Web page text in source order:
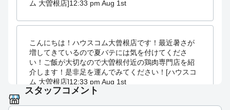
ム 大曽根店]12:33 pm Aug 1st
こんにちは！ハウスコム大曾根店です！最近暑さが
増してきているので夏バテには気を付けてくださ
い！ご飯が大切なので大曽根付近の鶏肉専門店を紹
介します！是非足を運んでみてください！[ハウスコ
ム 大曽根店]12:33 pm Aug 1st
スタッフコメント